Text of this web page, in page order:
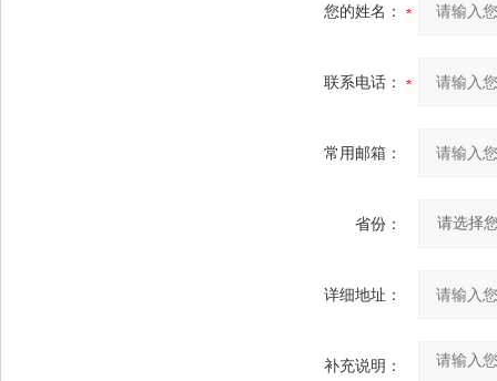
您的姓名：
联系电话：
常用邮箱：
省份：
详细地址：
补充说明：